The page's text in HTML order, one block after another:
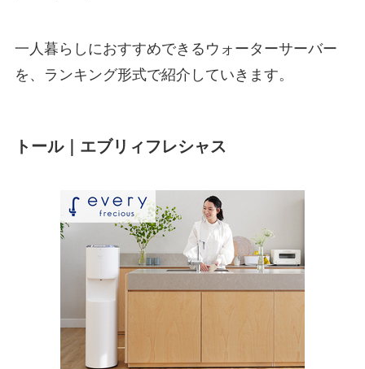
一人暮らしにおすすめできるウォーターサーバー
を、ランキング形式で紹介していきます。
トール｜エブリィフレシャス